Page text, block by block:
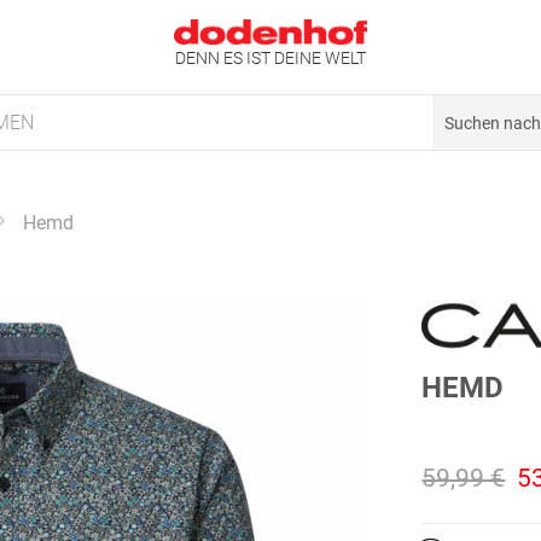
DENN ES IST DEINE WELT
Hemd
HEMD
59,99 €